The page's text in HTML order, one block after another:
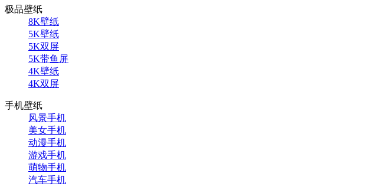
极品壁纸
8K壁纸
5K壁纸
5K双屏
5K带鱼屏
4K壁纸
4K双屏
手机壁纸
风景手机
美女手机
动漫手机
游戏手机
萌物手机
汽车手机